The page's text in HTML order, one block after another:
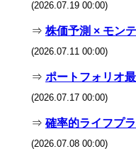
(2026.07.19 00:00)
⇒ 株価予測 × モン
(2026.07.11 00:00)
⇒ ポートフォリオ
(2026.07.17 00:00)
⇒ 確率的ライフプ
(2026.07.08 00:00)